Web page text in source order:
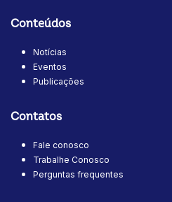
Conteúdos
Notícias
Eventos
Publicações
Contatos
Fale conosco
Trabalhe Conosco
Perguntas frequentes